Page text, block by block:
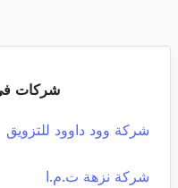
شركات
شركة وود داوود للتزويق
شركة نزهة ت.م.ا